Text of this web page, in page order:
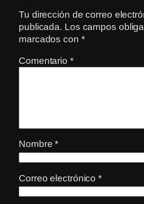
Tu dirección de correo
publicada. Los campos
marcados con *
Comentario *
Nombre*
Correo electrónico*